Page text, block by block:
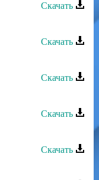
Скачать
Скачать
Скачать
Скачать
Скачать